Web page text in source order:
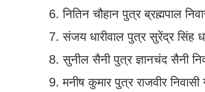
नितिन चौहान पुत्र ब्रह्मपाल
संजय धारीवाल पुत्र सुरेंद्र सिंह
सुनील सैनी पुत्र ज्ञानचंद सैनी
मनीष कुमार पुत्र राजवीर निवासी